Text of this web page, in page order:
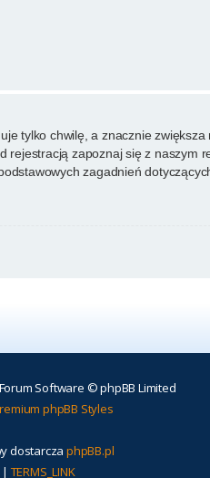
tylko chwilę, a znacznie
zapoznaj się z naszym
zagadnień
Software © phpBB Limited
phpBB Styles
dostarcza phpBB.pl
| TERMS_LINK